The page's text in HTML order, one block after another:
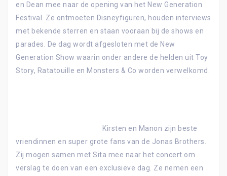
en Dean mee naar de opening van het New Generation
Festival. Ze ontmoeten Disneyfiguren, houden interviews
met bekende sterren en staan vooraan bij de shows en
parades. De dag wordt afgesloten met de New
Generation Show waarin onder andere de helden uit Toy
Story, Ratatouille en Monsters & Co worden verwelkomd.
Kirsten en Manon zijn beste
vriendinnen en super grote fans van de Jonas Brothers.
Zij mogen samen met Sita mee naar het concert om
verslag te doen van een exclusieve dag. Ze nemen een